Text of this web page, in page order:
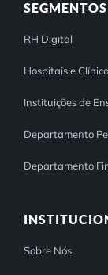
SEGMENTOS
RH Digital
Hospitais e
Instituições de
Departamento
Departamento
Sobre Nós